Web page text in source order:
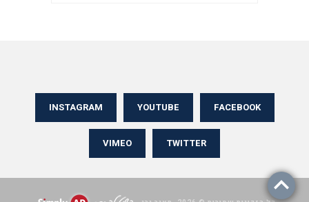
FACEBOOK
YOUTUBE
INSTAGRAM
TWITTER
VIMEO